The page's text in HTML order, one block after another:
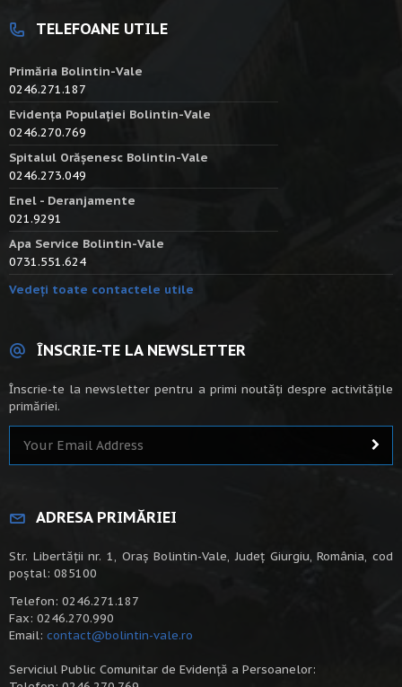
TELEFOANE UTILE
Primăria Bolintin-Vale
0246.271.187
Evidența Populației Bolintin-Vale
0246.270.769
Spitalul Orășenesc Bolintin-Vale
0246.273.049
Enel - Deranjamente
021.9291
Apa Service Bolintin-Vale
0731.551.624
Vedeți toate contactele utile
ÎNSCRIE-TE LA NEWSLETTER
Înscrie-te la newsletter pentru a primi noutăți despre activitățile
primăriei.
ADRESA PRIMĂRIEI
Str. Libertății nr. 1, Oraș Bolintin-Vale, Județ Giurgiu, România, cod
poștal: 085100
Telefon: 0246.271.187
Fax: 0246.270.990
Email: contact@bolintin-vale.ro
Serviciul Public Comunitar de Evidență a Persoanelor: